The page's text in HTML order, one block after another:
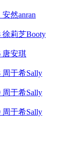
然anran
徐莉芝Booty
唐安琪
周于希Sally
周于希Sally
周于希Sally